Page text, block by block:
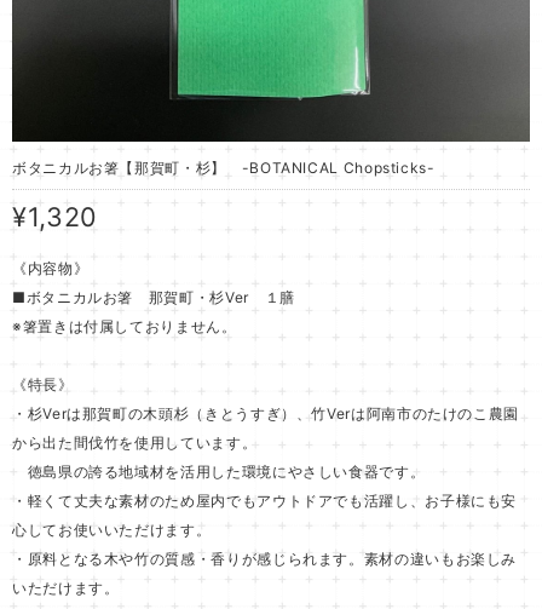
ボタニカルお箸【那賀町・杉】 -BOTANICAL Chopsticks-
¥1,320
《内容物》
■ボタニカルお箸 那賀町・杉Ver １膳
※箸置きは付属しておりません。
《特長》
・杉Verは那賀町の木頭杉（きとうすぎ）、竹Verは阿南市のたけのこ農園
から出た間伐竹を使用しています。
徳島県の誇る地域材を活用した環境にやさしい食器です。
・軽くて丈夫な素材のため屋内でもアウトドアでも活躍し、お子様にも安
心してお使いいただけます。
・原料となる木や竹の質感・香りが感じられます。素材の違いもお楽しみ
いただけます。